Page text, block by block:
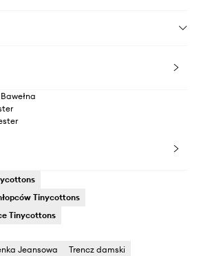
Tinycottons
Tinycottons
Jeansowa Trencz damski